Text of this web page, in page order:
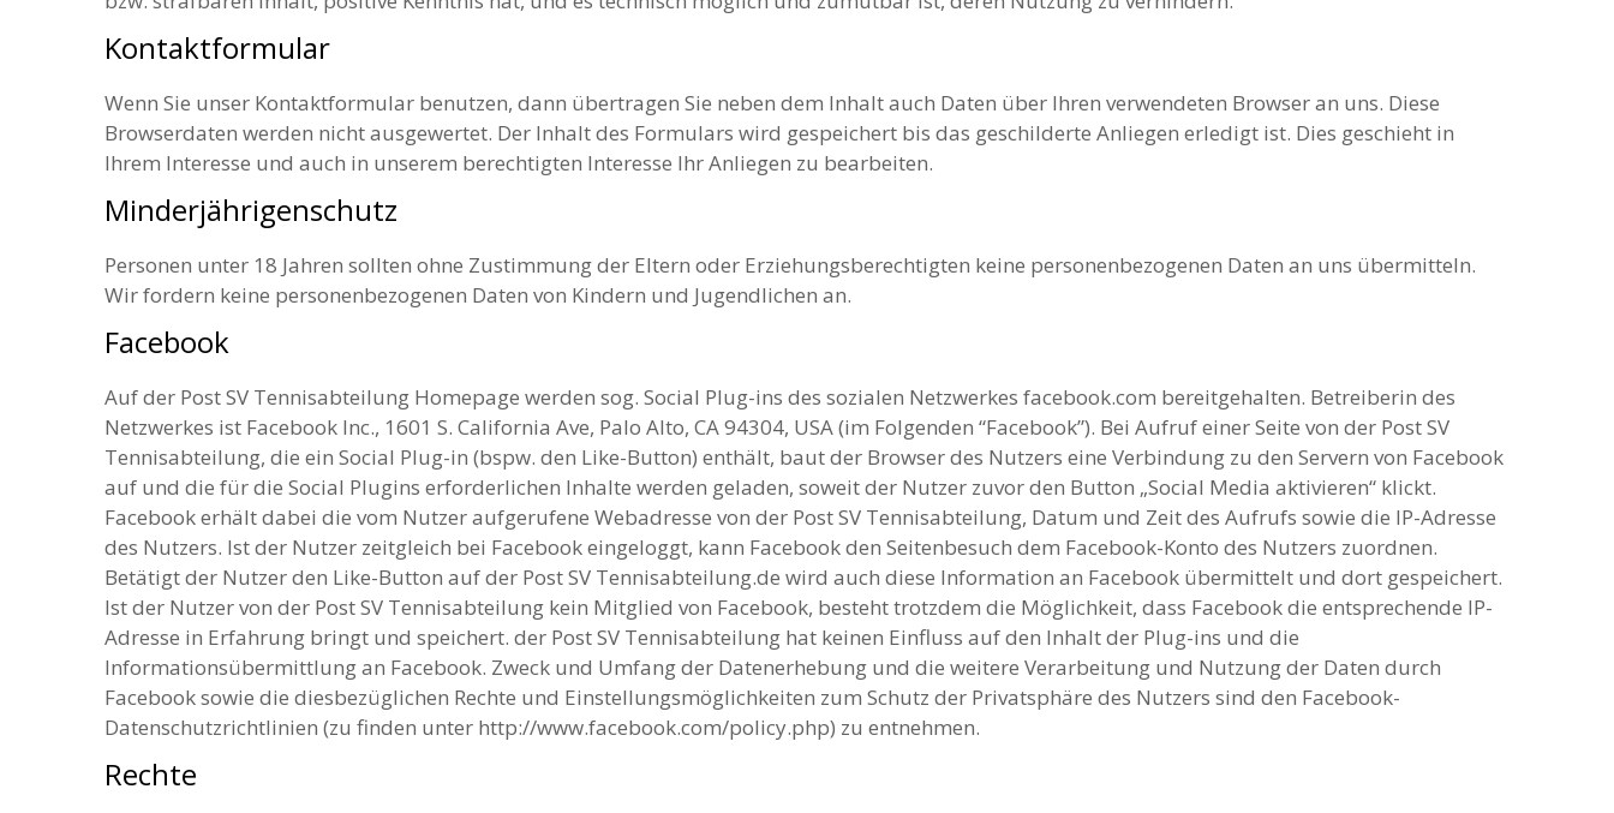
Kontaktformular
Wenn Sie unser Kontaktformular benutzen, dann übertragen Sie neben dem Inhalt auch Daten über Ihren verwendeten Browser an uns. Diese
Browserdaten werden nicht ausgewertet. Der Inhalt des Formulars wird gespeichert bis das geschilderte Anliegen erledigt ist. Dies geschieht in
Ihrem Interesse und auch in unserem berechtigten Interesse Ihr Anliegen zu bearbeiten.
Minderjährigenschutz
Personen unter 18 Jahren sollten ohne Zustimmung der Eltern oder Erziehungsberechtigten keine personenbezogenen Daten an uns übermitteln.
Wir fordern keine personenbezogenen Daten von Kindern und Jugendlichen an.
Facebook
Auf der Post SV Tennisabteilung Homepage werden sog. Social Plug-ins des sozialen Netzwerkes facebook.com bereitgehalten. Betreiberin des
Netzwerkes ist Facebook Inc., 1601 S. California Ave, Palo Alto, CA 94304, USA (im Folgenden “Facebook”). Bei Aufruf einer Seite von der Post SV
Tennisabteilung, die ein Social Plug-in (bspw. den Like-Button) enthält, baut der Browser des Nutzers eine Verbindung zu den Servern von Facebook
auf und die für die Social Plugins erforderlichen Inhalte werden geladen, soweit der Nutzer zuvor den Button „Social Media aktivieren“ klickt.
Facebook erhält dabei die vom Nutzer aufgerufene Webadresse von der Post SV Tennisabteilung, Datum und Zeit des Aufrufs sowie die IP-Adresse
des Nutzers. Ist der Nutzer zeitgleich bei Facebook eingeloggt, kann Facebook den Seitenbesuch dem Facebook-Konto des Nutzers zuordnen.
Betätigt der Nutzer den Like-Button auf der Post SV Tennisabteilung.de wird auch diese Information an Facebook übermittelt und dort gespeichert.
Ist der Nutzer von der Post SV Tennisabteilung kein Mitglied von Facebook, besteht trotzdem die Möglichkeit, dass Facebook die entsprechende IP-
Adresse in Erfahrung bringt und speichert. der Post SV Tennisabteilung hat keinen Einfluss auf den Inhalt der Plug-ins und die
Informationsübermittlung an Facebook. Zweck und Umfang der Datenerhebung und die weitere Verarbeitung und Nutzung der Daten durch
Facebook sowie die diesbezüglichen Rechte und Einstellungsmöglichkeiten zum Schutz der Privatsphäre des Nutzers sind den Facebook-
Datenschutzrichtlinien (zu finden unter http://www.facebook.com/policy.php) zu entnehmen.
Rechte